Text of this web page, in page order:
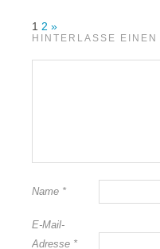
1 2 »
HINTERLASSE EINEN
Name *
E-Mail-
Adresse *